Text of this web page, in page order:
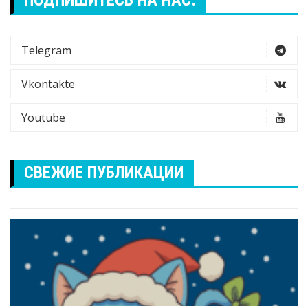
Telegram
Vkontakte
Youtube
СВЕЖИЕ ПУБЛИКАЦИИ